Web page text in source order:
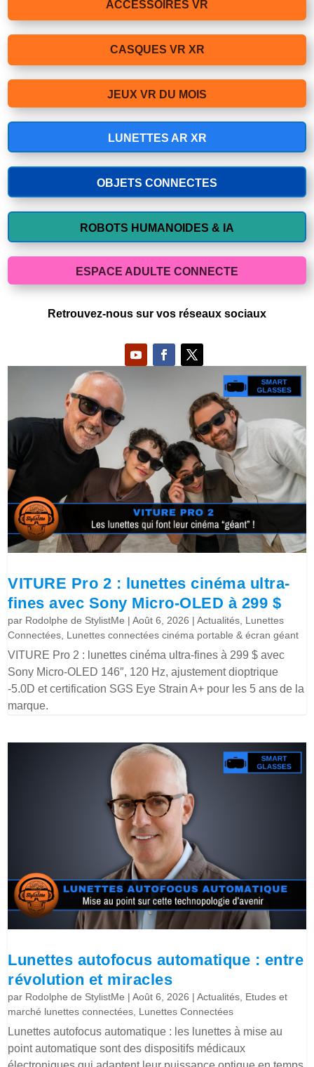
ACCESSOIRES VR
CASQUES VR XR
JEUX VR DU MOIS
LUNETTES AR XR
OBJETS CONNECTES
ROBOTS HUMANOIDES & IA
ESPACE ADULTE CONNECTE
Retrouvez-nous sur vos réseaux sociaux
VITURE Pro 2 : lunettes cinéma ultra-
fines avec Sony Micro-OLED à 299 $
par Rodolphe de StylistMe |Août 6, 2026 |Actualités Lunettes
Connectées Lunettes connectées cinéma portable & écran géant
VITURE Pro 2 : lunettes cinéma ultra-fines à 299 $ avec
Sony Micro-OLED 146″, 120 Hz, ajustement dioptrique
-5.0D et certification SGS Eye Strain A+ pour les 5 ans de la
marque.
Lunettes autofocus automatique : entre
révolution et miracles
par Rodolphe de StylistMe |Août 6, 2026 |Actualités Etudes et
marché lunettes connectées Lunettes Connectées
Lunettes autofocus automatique : les lunettes à mise au
point automatique sont des dispositifs médicaux